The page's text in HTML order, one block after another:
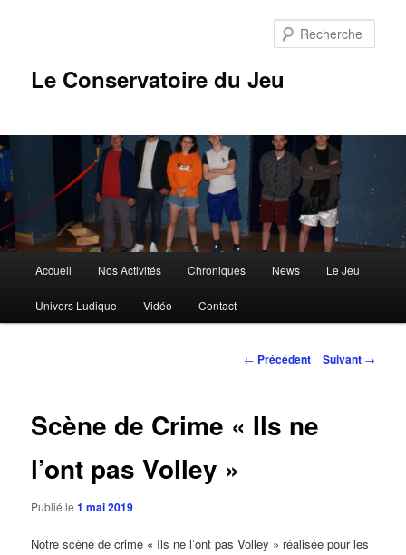
Le Conservatoire du Jeu
principal
Accueil Nos Activités Chroniques News Le Jeu
Univers Ludique Vidéo Contact
Navigation
← Précédent Suivant →
Scène de Crime « Ils ne
l’ont pas Volley »
Publié le1 mai 2019
Notre scène de crime « Ils ne l’ont pas Volley » réalisée pour les